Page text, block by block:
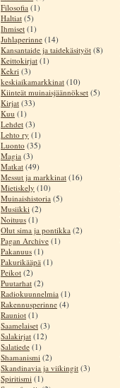
Filosofia (1)
Haltiat (5)
Ihmiset (1)
Juhlaperinne (14)
Kansantaide ja taidekäsityöt (8)
Keittokirjat (1)
Kekri (3)
keskiaikamarkkinat (10)
Kiinteät muinaisjäännökset (5)
Kirjat (33)
Kuu (1)
Lehdet (3)
Lehto ry (1)
Luonto (35)
Magia (3)
Matkat (49)
Messut ja markkinat (16)
Mietiskely (10)
Muinaishistoria (5)
Musiikki (2)
Noituus (1)
Olut sima ja pontikka (2)
Pagan Archive (1)
Pakanuus (1)
Pakurikääpä (1)
Peikot (2)
Puutarhat (2)
Radiokuunnelmia (1)
Rakennusperinne (4)
Rauniot (1)
Saamelaiset (3)
Salakirjat (12)
Salatiede (1)
Shamanismi (2)
Skandinavia ja viikingit (3)
Spiritismi (1)